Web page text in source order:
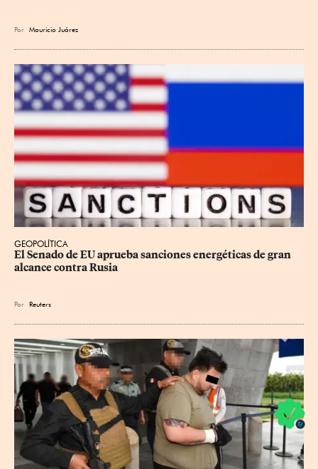
Por Mauricio Juárez
GEOPOLÍTICA
El Senado de EU aprueba sanciones energéticas de gran
alcance contra Rusia
Por Reuters